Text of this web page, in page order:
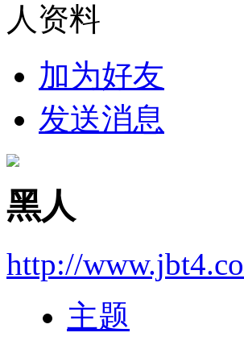
人资料
加为好友
发送消息
黑人
http://
主题